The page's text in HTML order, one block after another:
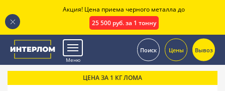
Меню
Поиск Цены Вывоз
ЦЕНА ЗА 1 КГ ЛОМА
Акция! Цена приема черного металла до
25 500 руб. за 1 тонну
.